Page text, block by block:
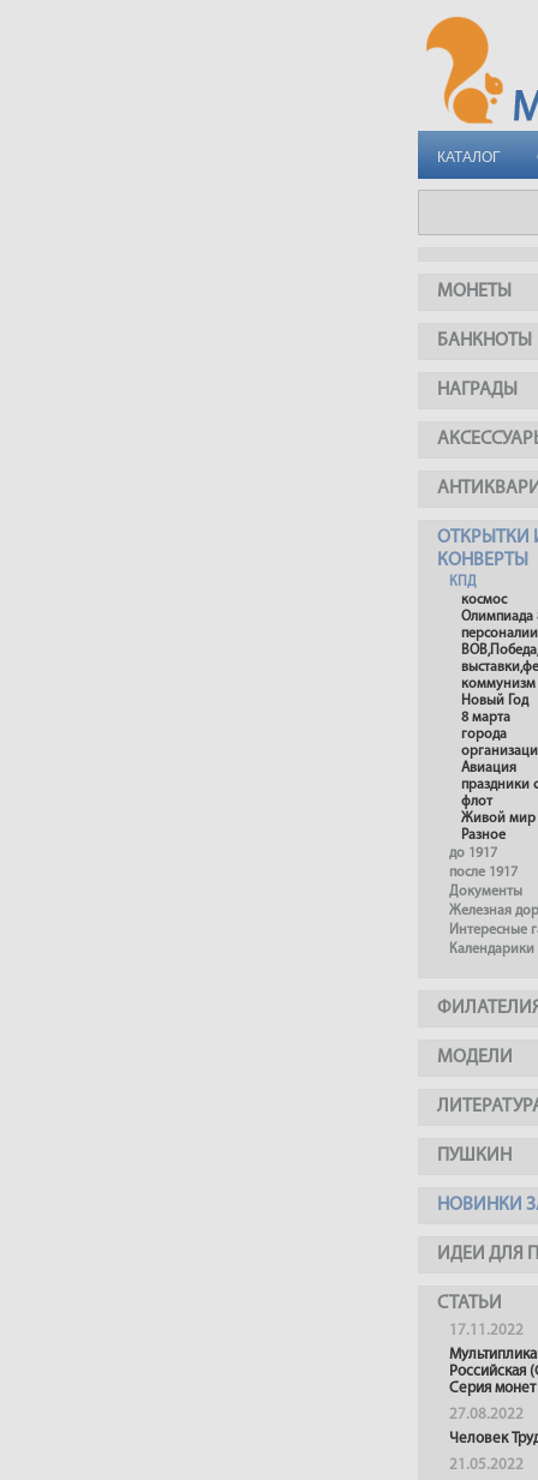
КАТАЛОГ
МОНЕТЫ
БАНКНОТЫ
НАГРАДЫ
ОТКРЫТКИ
КОНВЕРТЫ
КПД
космос
Олимпиада
персоналии
коммунизм
Новый Год
8 марта
города
Авиация
праздники
флот
Живой мир
Разное
до 1917
после 1917
Документы
Железная
Интересные
Календарики
МОДЕЛИ
ПУШКИН
НОВИНКИ
ИДЕИ ДЛЯ
СТАТЬИ
17.11.2022
Российская
Серия монет
27.08.2022
Человек
21.05.2022